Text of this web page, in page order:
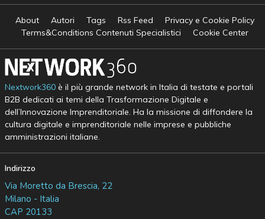
About Autori Tags Rss Feed
Privacy e Cookie Policy
Terms&Conditions Contenuti Specialistici
Cookie Center
Nextwork360è il più grande network in Italia di testate e portali
B2B dedicati ai temi della Trasformazione Digitale e
dell’Innovazione Imprenditoriale. Ha la missione di diffondere la
cultura digitale e imprenditoriale nelle imprese e pubbliche
amministrazioni italiane.
Indirizzo
Via Moretto da Brescia, 22
Milano - Italia
CAP 20133